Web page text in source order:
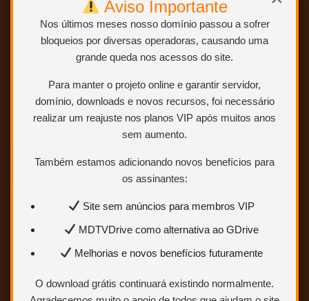
Aviso Importante
Nos últimos meses nosso domínio passou a sofrer
bloqueios por diversas operadoras, causando uma
grande queda nos acessos do site.
Para manter o projeto online e garantir servidor,
domínio, downloads e novos recursos, foi necessário
realizar um reajuste nos planos VIP após muitos anos
sem aumento.
Também estamos adicionando novos benefícios para
os assinantes:
Site sem anúncios para membros VIP
MDTVDrive como alternativa ao GDrive
Melhorias e novos benefícios futuramente
O download grátis continuará existindo normalmente.
CLÁSSICA – HERBERT RICHERS + VTI RIO)
EXCLUSIVO …
ABRIR POSTAGEM <<<
Lady Jane – Uma História Verdadeira
– 1986 – (Dual Áudio/Dublado) –